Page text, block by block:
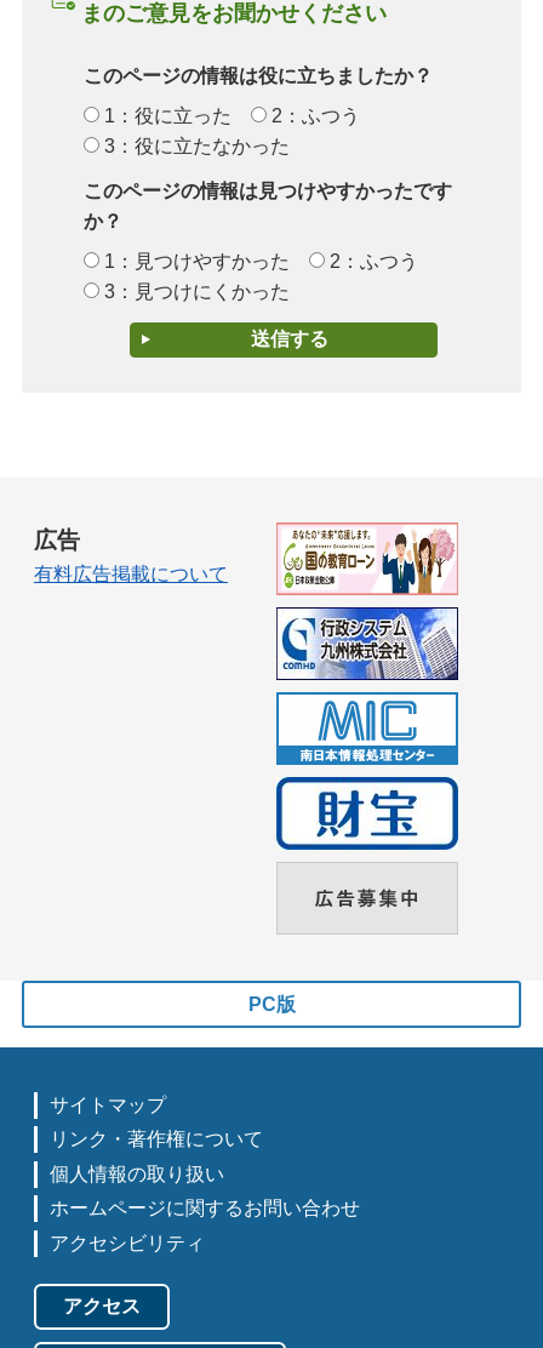
まのご意見をお聞かせください
このページの情報は役に立ちましたか？
1：役に立った
2：ふつう
3：役に立たなかった
このページの情報は見つけやすかったです
か？
1：見つけやすかった
2：ふつう
3：見つけにくかった
広告
有料広告掲載について
PC版
サイトマップ
リンク・著作権について
個人情報の取り扱い
ホームページに関するお問い合わせ
アクセシビリティ
アクセス